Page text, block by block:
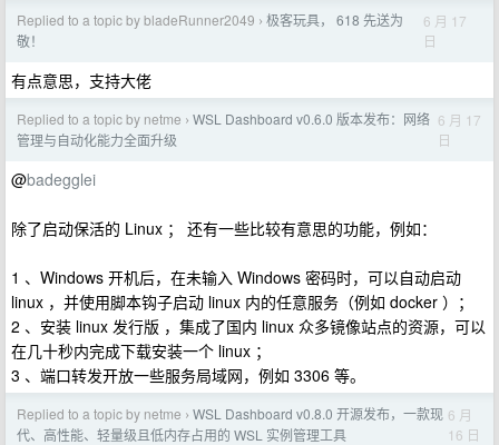
Replied to a topic by bladeRunner2049 › 极客玩具， 618 先送为
敬！
6 月 17
日
有点意思，支持大佬
Replied to a topic by netme › WSL Dashboard v0.6.0 版本发布：网络
管理与自动化能力全面升级
6 月 17
日
@badegglei
除了启动保活的 Linux ； 还有一些比较有意思的功能，例如：
1 、Windows 开机后，在未输入 Windows 密码时，可以自动启动
linux ，并使用脚本钩子启动 linux 内的任意服务（例如 docker ）；
2 、安装 linux 发行版 ，集成了国内 linux 众多镜像站点的资源，可以
在几十秒内完成下载安装一个 linux ；
3 、端口转发开放一些服务局域网，例如 3306 等。
Replied to a topic by netme › WSL Dashboard v0.8.0 开源发布，一款现
代、高性能、轻量级且低内存占用的 WSL 实例管理工具
6 月
16 日